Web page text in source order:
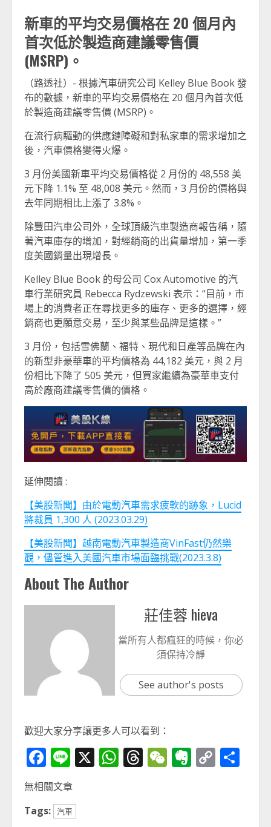
新車的平均交易價格在 20 個月內
首次低於製造商建議零售價
(MSRP)。
（路透社）- 根據汽車研究公司 Kelley Blue Book 發
布的數據，新車的平均交易價格在 20 個月內首次低
於製造商建議零售價 (MSRP)。
在流行病驅動的供應鏈障礙和對私家車的需求增加之
後，汽車價格變得火爆。
3 月份美國新車平均交易價格從 2 月份的 48,558 美
元下降 1.1% 至 48,008 美元。然而，3 月份的價格與
去年同期相比上漲了 3.8%。
除豐田汽車公司外，全球頂級汽車製造商報告稱，隨
著汽車庫存的增加，對經銷商的出貨量增加，第一季
度美國銷量出現增長。
Kelley Blue Book 的母公司 Cox Automotive 的汽
車行業研究員 Rebecca Rydzewski 表示：“目前，市
場上的消費者正在尋找更多的庫存、更多的選擇，經
銷商也更願意交易，至少與某些品牌是這樣。”
3 月份，包括雪佛蘭、福特、現代和日產等品牌在內
的新型非豪華車的平均價格為 44,182 美元，與 2 月
份相比下降了 505 美元，但買家繼續為豪華車支付
高於廠商建議零售價的價格。
延伸閱讀 :
【美股新聞】由於電動汽車需求疲軟的跡象，Lucid
將裁員 1,300 人 (2023.03.29)
【美股新聞】越南電動汽車製造商VinFast仍然樂
觀，儘管進入美國汽車市場面臨挑戰(2023.3.8)
About The Author
莊佳蓉 hieva
當所有人都瘋狂的時候，你必
須保持冷靜
See author's posts
歡迎大家分享讓更多人可以看到：
Facebook
Line
X WhatsApp
Threads
WeChat
Evernote
Copy
Link
無相關文章
Tags: 汽車